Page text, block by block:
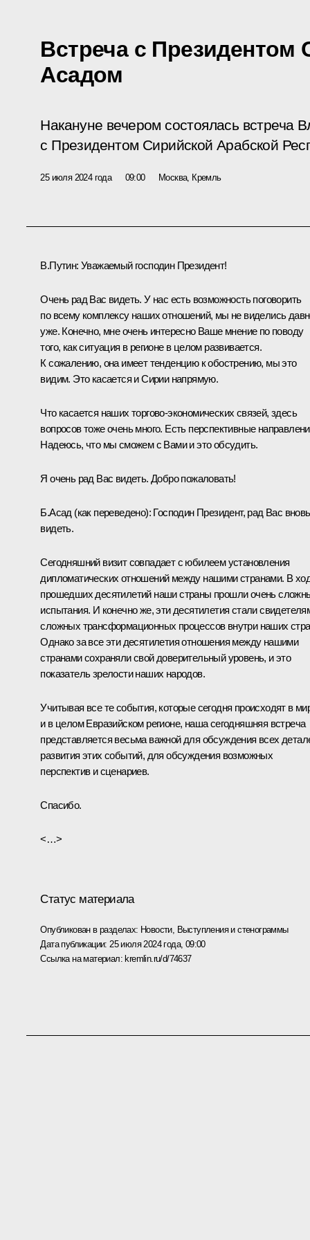
Встреча с
Асадом
Накануне вечером состоялась встреча
с Президентом Сирийской Арабской
25 июля 2024 года 09:00 Москва, Кремль
В.Путин: Уважаемый господин Президент!
Очень рад Вас видеть. У нас есть возможность поговорить
по всему комплексу наших отношений, мы не виделись
уже. Конечно, мне очень интересно Ваше мнение по поводу
того, как ситуация в регионе в целом развивается.
К сожалению, она имеет тенденцию к обострению, мы это
видим. Это касается и Сирии напрямую.
Что касается наших торгово-экономических связей, здесь
вопросов тоже очень много. Есть перспективные
Надеюсь, что мы сможем с Вами и это обсудить.
Я очень рад Вас видеть. Добро пожаловать!
Б.Асад (как переведено): Господин Президент, рад Вас вновь
видеть.
Сегодняшний визит совпадает с юбилеем установления
дипломатических отношений между нашими странами. В
прошедших десятилетий наши страны прошли очень
испытания. И конечно же, эти десятилетия стали
сложных трансформационных процессов внутри наших
Однако за все эти десятилетия отношения между нашими
странами сохраняли свой доверительный уровень, и это
показатель зрелости наших народов.
Учитывая все те события, которые сегодня происходят в
и в целом Евразийском регионе, наша сегодняшняя встреча
представляется весьма важной для обсуждения всех
развития этих событий, для обсуждения возможных
перспектив и сценариев.
Спасибо.
<…>
Статус материала
Опубликован в разделах: Новости, Выступления и стенограммы
Дата публикации: 25 июля 2024 года, 09:00
Ссылка на материал: kremlin.ru/d/74637